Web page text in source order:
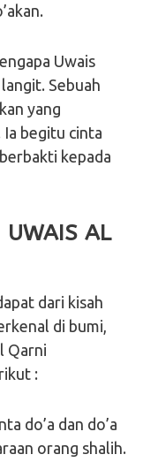
Uwais
Sebuah
yang
Ia begitu cinta
kepada
UWAIS AL
dari kisah
di bumi,
Qarni
:
do’a dan do’a
orang shalih.